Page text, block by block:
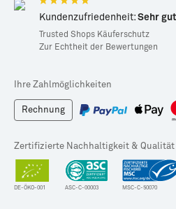
Kundenzufriedenheit: Sehr gut
Trusted Shops Käuferschutz
Zur Echtheit der Bewertungen
Ihre Zahlmöglichkeiten
Rechnung
Zertifizierte Nachhaltigkeit & Qualität
DE-ÖKO-001 ASC-C-00003 MSC-C-50070